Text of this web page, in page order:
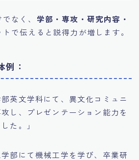
なく、 学部・専攻・研究内容・
トで伝えると説得力が増します。
：
部英文学科にて、異文化コミュニ
し、プレゼンテーション能力を
た。」
学部にて機械工学を学び、卒業研